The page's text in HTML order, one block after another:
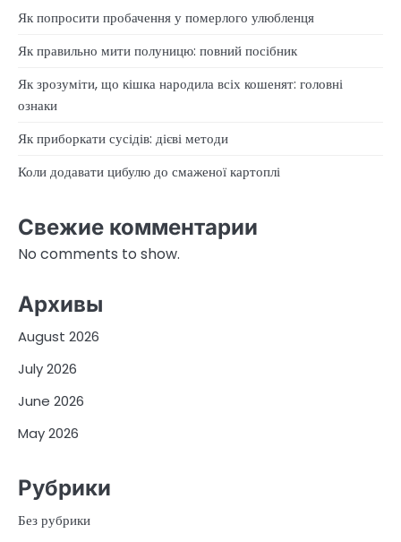
Як попросити пробачення у померлого улюбленця
Як правильно мити полуницю: повний посібник
Як зрозуміти, що кішка народила всіх кошенят: головні
ознаки
Як приборкати сусідів: дієві методи
Коли додавати цибулю до смаженої картоплі
Свежие комментарии
No comments to show.
Архивы
August 2026
July 2026
June 2026
May 2026
Рубрики
Без рубрики